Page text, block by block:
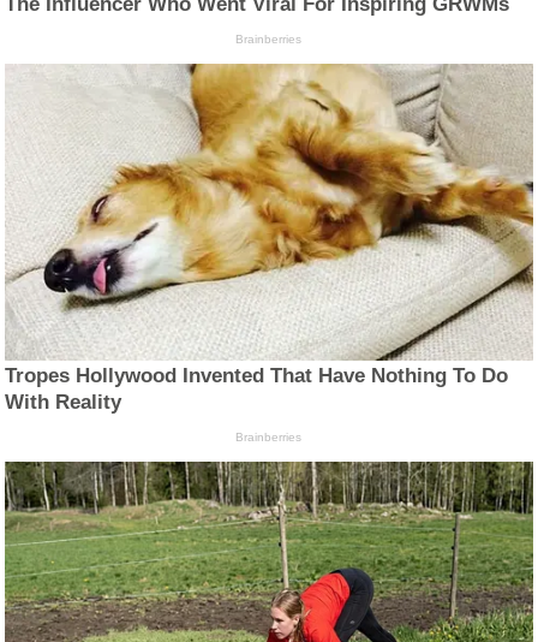
Brainberries
Tropes Hollywood Invented That Have Nothing To Do
With Reality
Brainberries